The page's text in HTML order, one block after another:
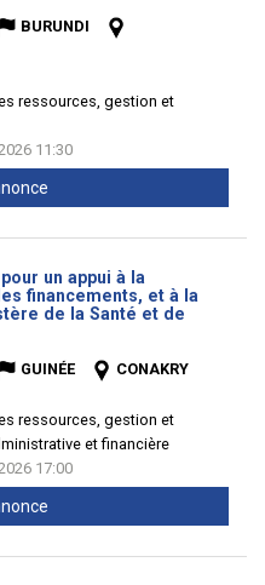
BURUNDI
ressources, gestion et
11:30
un appui à la
financements, et à la
de la Santé et de
GUINÉE
CONAKRY
ressources, gestion et
et financière
17:00